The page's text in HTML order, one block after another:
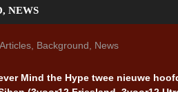
, NEWS
Articles Background News
Mind the Hype twee nieuwe